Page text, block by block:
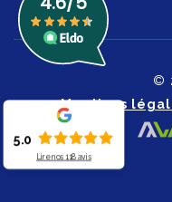
©
Mentions
5.0
Lire nos 118 avis